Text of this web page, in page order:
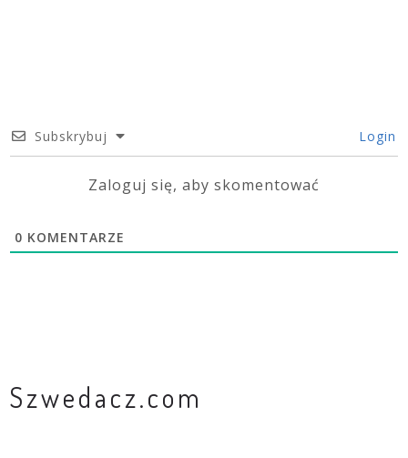
Subskrybuj Login
Zaloguj się, aby skomentować
0 KOMENTARZE
Szwedacz.com